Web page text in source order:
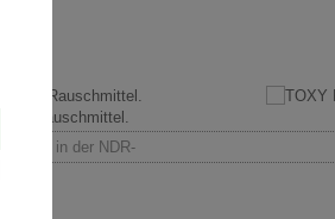
Rauschmittel.
sofort in der NDR-